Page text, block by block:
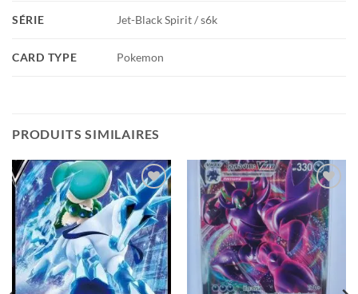
SÉRIE Jet-Black Spirit / s6k
CARD TYPE Pokemon
PRODUITS SIMILAIRES
Add to
wishlist
Add to
wishlist